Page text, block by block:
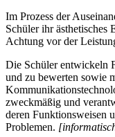
Im Prozess der
Schüler ihr ästhetisches
Achtung vor der
Die Schüler entwickeln
und zu bewerten sowie
zweckmäßig und
deren Funktionsweisen
Problemen.